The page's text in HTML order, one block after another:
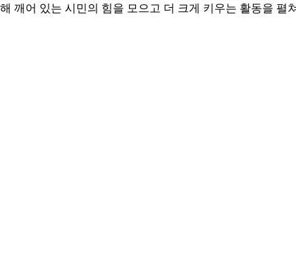
깨어 있는 시민의 힘을 모으고 더 크게 키우는 활동을 펼